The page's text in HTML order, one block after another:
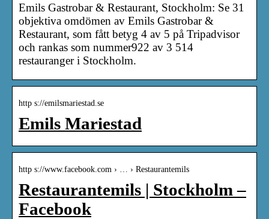
Emils Gastrobar & Restaurant, Stockholm: Se 31
objektiva omdömen av Emils Gastrobar &
Restaurant, som fått betyg 4 av 5 på Tripadvisor
och rankas som nummer922 av 3 514
restauranger i Stockholm.
http s://emilsmariestad.se
Emils Mariestad
http s://www.facebook.com › … › Restaurantemils
Restaurantemils | Stockholm –
Facebook